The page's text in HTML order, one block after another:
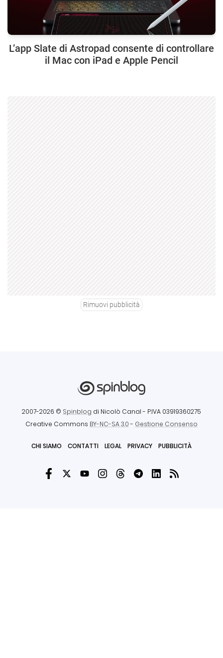
L’app Slate di Astropad consente di controllare
il Mac con iPad e Apple Pencil
Rimuovi pubblicità
2007-2026 © Spinblog di Nicolò Canal - P.IVA 03919360275
Creative Commons BY-NC-SA 3.0- Gestione Consenso
CHI SIAMO CONTATTI LEGAL PRIVACY PUBBLICITÀ